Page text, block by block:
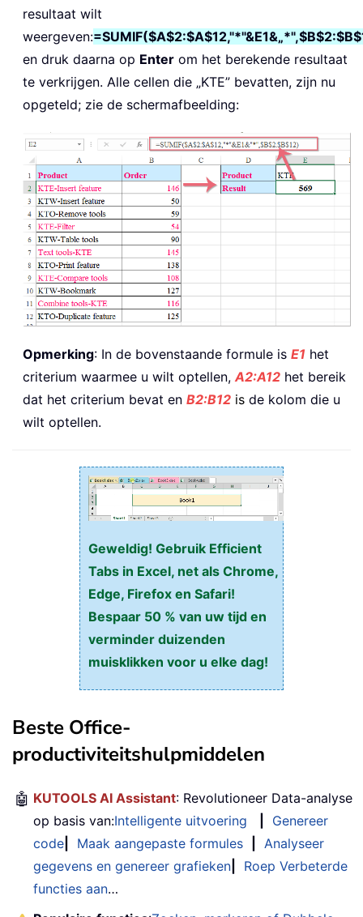
resultaat wilt
weergeven:
en druk daarna op Enter om het berekende resultaat
te verkrijgen. Alle cellen die „KTE” bevatten, zijn nu
opgeteld; zie de schermafbeelding:
Opmerking: In de bovenstaande formule is E1 het
criterium waarmee u wilt optellen, A2:A12 het bereik
dat het criterium bevat en B2:B12 is de kolom die u
wilt optellen.
Geweldig! Gebruik Efficient
Tabs in Excel, net als Chrome,
Edge, Firefox en Safari!
Bespaar 50 % van uw tijd en
verminder duizenden
muisklikken voor u elke dag!
Beste Office-
productiviteitshulpmiddelen
🤖 KUTOOLS AI Assistant: Revolutioneer Data-analyse
op basis van:Intelligente uitvoering
Genereer
code
Maak aangepaste formules
Analyseer
gegevens en genereer grafieken
Roep Verbeterde
functies aan…